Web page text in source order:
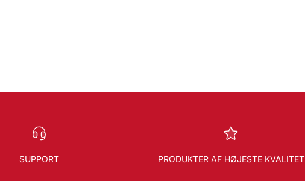
SUPPORT PRODUKTER AF HØJESTE KVALITET